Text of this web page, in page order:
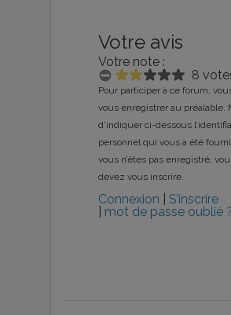
Votre avis
Votre note :
8
Pour participer à ce forum,
vous enregistrer au préalable.
d’indiquer ci-dessous
personnel qui vous a été
vous n’êtes pas enregistré,
devez vous inscrire.
Connexion
S’inscrire
mot de passe oublié